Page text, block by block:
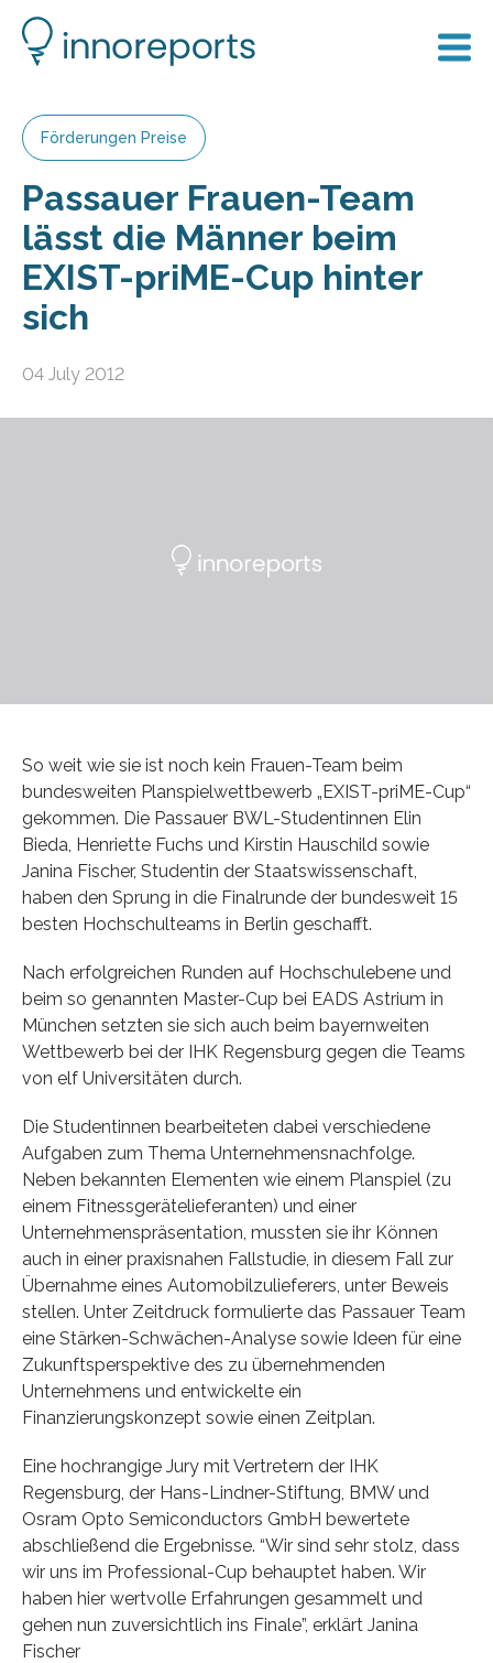
Förderungen Preise
Passauer Frauen-Team
lässt die Männer beim
EXIST-priME-Cup hinter
sich
04 July 2012
So weit wie sie ist noch kein Frauen-Team beim
bundesweiten Planspielwettbewerb „EXIST-priME-Cup“
gekommen. Die Passauer BWL-Studentinnen Elin
Bieda, Henriette Fuchs und Kirstin Hauschild sowie
Janina Fischer, Studentin der Staatswissenschaft,
haben den Sprung in die Finalrunde der bundesweit 15
besten Hochschulteams in Berlin geschafft.
Nach erfolgreichen Runden auf Hochschulebene und
beim so genannten Master-Cup bei EADS Astrium in
München setzten sie sich auch beim bayernweiten
Wettbewerb bei der IHK Regensburg gegen die Teams
von elf Universitäten durch.
Die Studentinnen bearbeiteten dabei verschiedene
Aufgaben zum Thema Unternehmensnachfolge.
Neben bekannten Elementen wie einem Planspiel (zu
einem Fitnessgerätelieferanten) und einer
Unternehmenspräsentation, mussten sie ihr Können
auch in einer praxisnahen Fallstudie, in diesem Fall zur
Übernahme eines Automobilzulieferers, unter Beweis
stellen. Unter Zeitdruck formulierte das Passauer Team
eine Stärken-Schwächen-Analyse sowie Ideen für eine
Zukunftsperspektive des zu übernehmenden
Unternehmens und entwickelte ein
Finanzierungskonzept sowie einen Zeitplan.
Eine hochrangige Jury mit Vertretern der IHK
Regensburg, der Hans-Lindner-Stiftung, BMW und
Osram Opto Semiconductors GmbH bewertete
abschließend die Ergebnisse. “Wir sind sehr stolz, dass
wir uns im Professional-Cup behauptet haben. Wir
haben hier wertvolle Erfahrungen gesammelt und
gehen nun zuversichtlich ins Finale”, erklärt Janina
Fischer